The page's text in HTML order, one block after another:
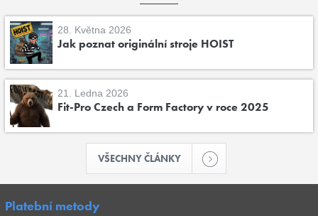
28. Května 2026
Jak poznat originální stroje HOIST
21. Ledna 2026
Fit-Pro Czech a Form Factory v roce 2025
VŠECHNY ČLÁNKY
Platební metody